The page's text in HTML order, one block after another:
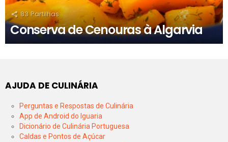
83 Partilhas
Conserva de Cenouras à Algarvia
AJUDA DE CULINÁRIA
Perguntas e Respostas de Culinária
App de Android do Iguaria
Dicionário de Culinária Portuguesa
Caldas e Pontos de Açúcar